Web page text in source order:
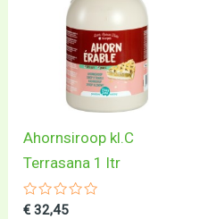
Ahornsiroop kl.C
Terrasana 1 ltr
Gewaardeerd
€ 32,45